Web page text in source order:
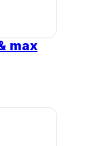
max